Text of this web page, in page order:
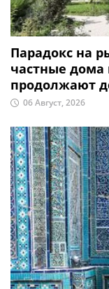
Парадокс на
частные дома
продолжают
06 Август, 2026